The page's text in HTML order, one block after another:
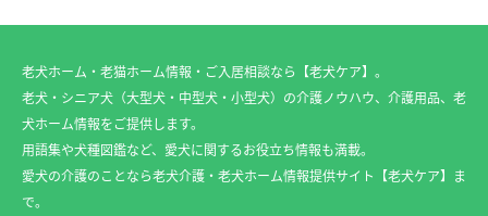
老犬ホーム・老猫ホーム情報・ご入居相談なら【老犬ケア】。
老犬・シニア犬（大型犬・中型犬・小型犬）の介護ノウハウ、介護用品、老
犬ホーム情報をご提供します。
用語集や犬種図鑑など、愛犬に関するお役立ち情報も満載。
愛犬の介護のことなら老犬介護・老犬ホーム情報提供サイト【老犬ケア】ま
で。